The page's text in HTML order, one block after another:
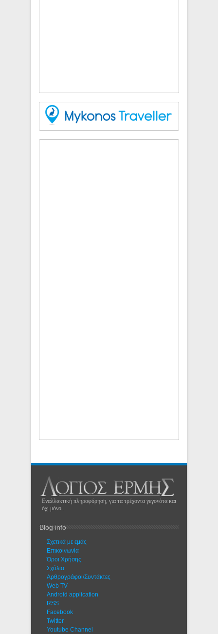
Εναλλακτική πληροφόρηση, για τα τρέχοντα γεγονότα και
όχι μόνο...
Blog info
Σχετικά με εμάς
Eπικοινωνία
Όροι Χρήσης
Σχόλια
Αρθρογράφοι/Συντάκτες
Web TV
Android application
RSS
Facebook
Twitter
Youtube Channel